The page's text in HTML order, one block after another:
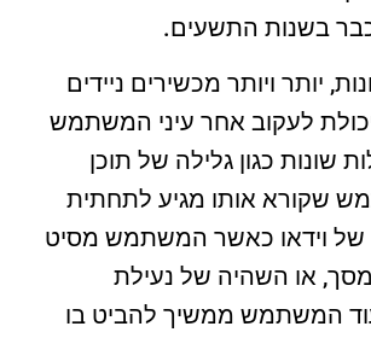
כבר בשנות התשעים.
יותר ויותר מכשירים ניידים
לעקוב אחר עיני המשתמש
שונות כגון גלילה של תוכן
שקורא אותו מגיע לתחתית
של וידאו כאשר המשתמש מסיט
או השהיה של נעילת
המשתמש ממשיך להביט בו